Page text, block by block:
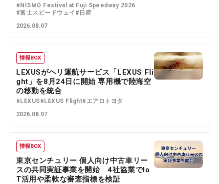
#NISMO Festival at Fuji Speedway 2026
#富士スピードウェイ #日産
2026.08.07
情報BOX
LEXUSがヘリ運航サービス「LEXUS Fli
ght」を8月24日に開始 専用機で陸海空
の移動を統合
#LEXUS#LEXUS Flight#エアロトヨタ
2026.08.07
情報BOX
東京センチュリー 個人向け中古車リー
スの共同実証事業を開始 4社協業でIo
T活用や柔軟な審査指標を検証